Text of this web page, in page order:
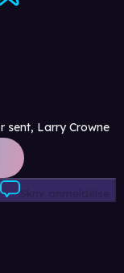
sent, Larry Crowne
Skriv anmeldelse